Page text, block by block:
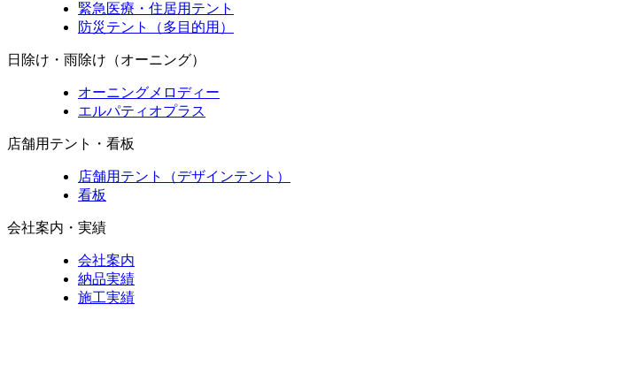
緊急医療・住居用テント
防災テント（多目的用）
日除け・雨除け（オーニング）
オーニングメロディー
エルパティオプラス
店舗用テント・看板
店舗用テント（デザインテント）
看板
会社案内・実績
会社案内
納品実績
施工実績